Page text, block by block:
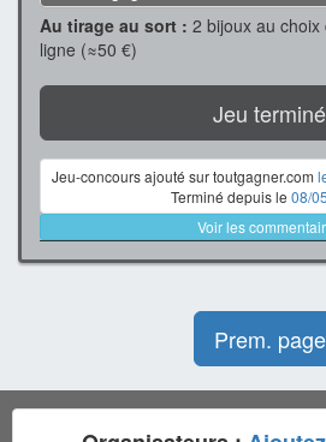
Au tirage au sort : 2 bijoux au
ligne (≈50 €)
Jeu terminé
Jeu-concours ajouté sur toutgagner.com
Terminé depuis le 08/
Voir les
Prem. page